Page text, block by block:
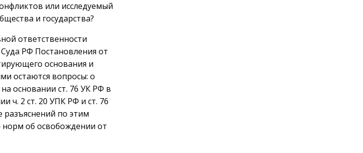
или исследуемый
и государства?
ответственности
РФ Постановления от
основания и
остаются вопросы: о
основании ст. 76 УК РФ в
ч. 2 ст. 20 УПК РФ и ст. 76
разъяснений по этим
об освобождении от